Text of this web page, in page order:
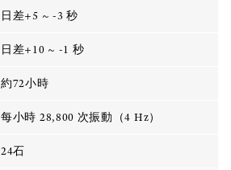
日差+5 ~ -3 秒
日差+10 ~ -1 秒
約72小時
每小時 28,800 次振動（4 Hz）
24石